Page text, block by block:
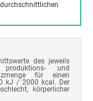
durchschnittlichen
des jeweils
und
für einen
kJ / 2000 kcal. Der
körperlicher